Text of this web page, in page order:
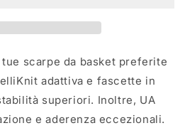
scarpe da basket preferite
adattiva e fascette in
superiori. Inoltre, UA
e aderenza eccezionali.